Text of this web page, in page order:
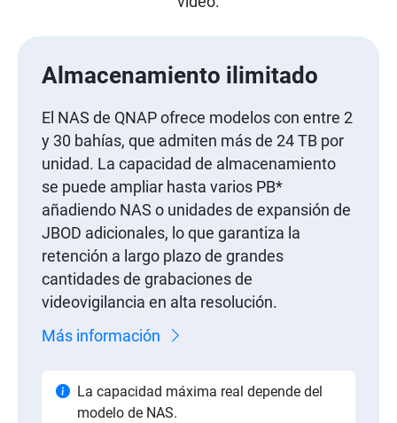
Almacenamiento ilimitado
El NAS de QNAP ofrece modelos con entre 2
y 30 bahías, que admiten más de 24 TB por
unidad. La capacidad de almacenamiento
se puede ampliar hasta varios PB*
añadiendo NAS o unidades de expansión de
JBOD adicionales, lo que garantiza la
retención a largo plazo de grandes
cantidades de grabaciones de
videovigilancia en alta resolución.
Más información
La capacidad máxima real depende del
modelo de NAS.